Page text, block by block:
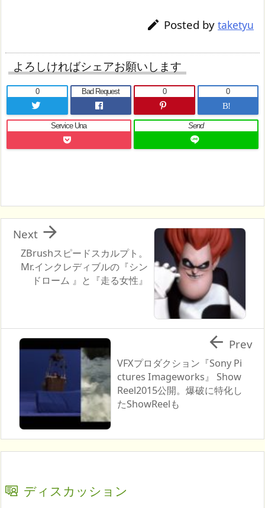
 Posted by taketyu
よろしければシェアお願いします
0 Bad Request
0
B!
0
Service Una Send
ZBrushスピードスカルプト。
Mr.インクレディブルの『シン
ドローム 』と『走る女性』

Next
VFXプロダクション『Sony Pi
ctures Imageworks』 Show
Reel2015公開。爆破に特化し
たShowReelも
 Prev
ディスカッション